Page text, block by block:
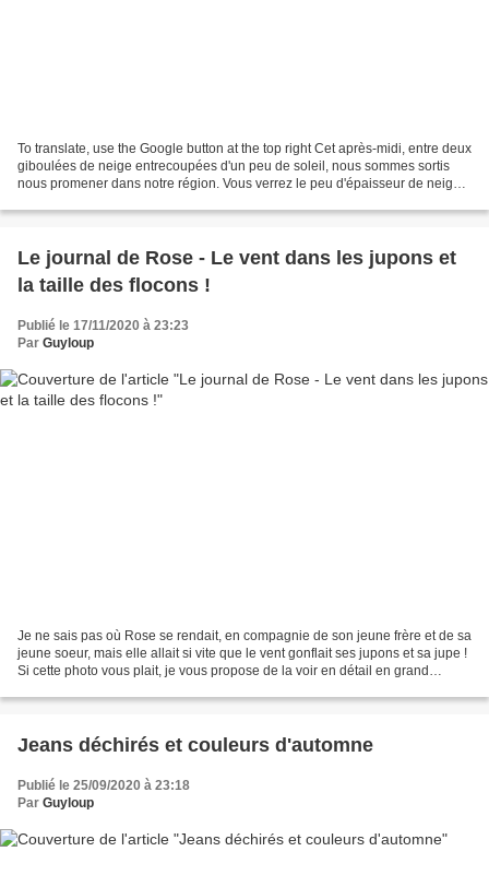
To translate, use the Google button at the top right Cet après-midi, entre deux
giboulées de neige entrecoupées d'un peu de soleil, nous sommes sortis
nous promener dans notre région. Vous verrez le peu d'épaisseur de neige
Le journal de Rose - Le vent dans les jupons et
la taille des flocons !
Publié le 17/11/2020 à 23:23
Par Guyloup
Je ne sais pas où Rose se rendait, en compagnie de son jeune frère et de sa
jeune soeur, mais elle allait si vite que le vent gonflait ses jupons et sa jupe !
Si cette photo vous plait, je vous propose de la voir en détail en grand
Jeans déchirés et couleurs d'automne
Publié le 25/09/2020 à 23:18
Par Guyloup